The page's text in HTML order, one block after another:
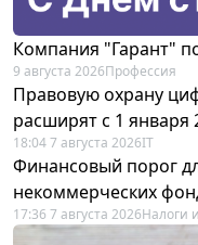
Компания "Гарант"
9 августа 2026Профессия
Правовую охрану
расширят с 1 января
18:04 7 августа 2026IT
Финансовый порог
некоммерческих
17:36 7 августа 2026Налоги